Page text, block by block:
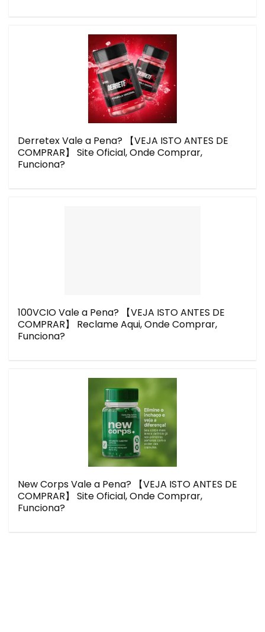
Derretex Vale a Pena? 【VEJA ISTO ANTES DE
COMPRAR】 Site Oficial, Onde Comprar,
Funciona?
100VCIO Vale a Pena? 【VEJA ISTO ANTES DE
COMPRAR】 Reclame Aqui, Onde Comprar,
Funciona?
New Corps Vale a Pena? 【VEJA ISTO ANTES DE
COMPRAR】 Site Oficial, Onde Comprar,
Funciona?